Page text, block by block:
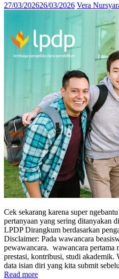
27/03/202626/03/2026 Vera
Cek sekarang karena super
pertanyaan yang sering ditanyakan
LPDP Dirangkum berdasarkan
Disclaimer: Pada wawancara
pewawancara. wawancara pertama
prestasi, kontribusi, studi akademik.
data isian diri yang kita submit
Read more“Cek